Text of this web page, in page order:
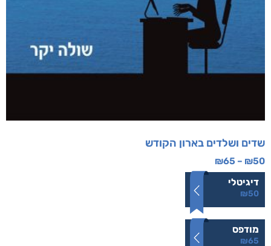
שדים ושלדים בארון הקודש
₪50
–
₪65
דיגיטלי
₪50
מודפס
₪65